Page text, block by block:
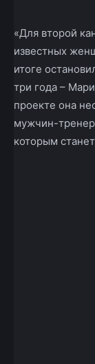
«Для второй
известных
итоге
три года –
проекте она
мужчин-
которым